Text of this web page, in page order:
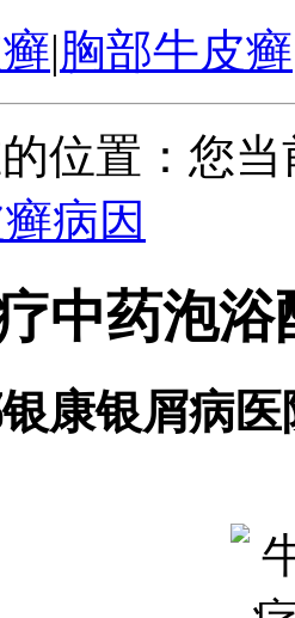
|胸部牛皮癣
位置：您
病因
中药泡浴
康银屑病